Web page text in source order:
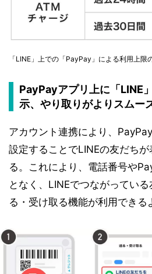
「LINE」上での「PayPay」による利用上限
PayPayアプリ上に「LINE
示、やり取りがよりスムー
アカウント連携により、
設定することでLINEの友だち
る。これにより、電話番号や
となく、LINEでつながってい
る・受け取る機能が利用できる